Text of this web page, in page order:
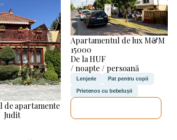
de apartamente
Judit
Apartamentul de lux M&M
15000
De la HUF
/ noapte / persoană
Lenjerie Pat pentru copii
Prietenos cu bebelușii